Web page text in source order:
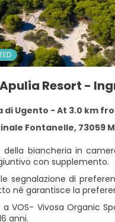
Resort -
Ugento - At 3.0 km from the
73059 Marina di Ugento, Puglia, Marina di
a VOS- Vivosa Organic
anni.
segnalazione di
né garantisce la
della biancheria in
con supplemento.